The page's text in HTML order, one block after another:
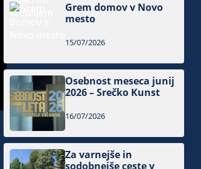
Grem domov v Novo
mesto
15/07/2026
Osebnost meseca junij
2026 – Srečko Kunst
16/07/2026
Za varnejše in
sodobnejše ceste v